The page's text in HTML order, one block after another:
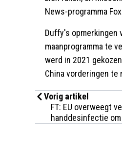
News-programma
Duffy's opmerkingen
maanprogramma te
werd in 2021
China vorderingen te
Vorig artikel
FT: EU overweegt
handdesinfectie